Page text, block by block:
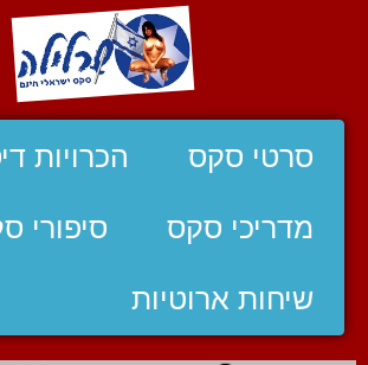
סרטי סקס הכרויות
מדריכי סקס סיפורי
שיחות ארוטיות